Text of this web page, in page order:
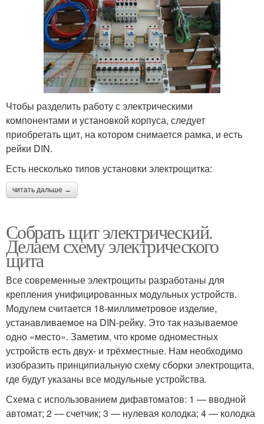
Чтобы разделить работу с электрическими
компонентами и установкой корпуса, следует
приобретать щит, на котором снимается рамка, и есть
рейки DIN.
Есть несколько типов установки электрощитка:
читать дальше →
Собрать щит электрический.
Делаем схему электрического
щита
Все современные электрощиты разработаны для
крепления унифицированных модульных устройств.
Модулем считается 18-миллиметровое изделие,
устанавливаемое на DIN-рейку. Это так называемое
одно «место». Заметим, что кроме одноместных
устройств есть двух- и трёхместные. Нам необходимо
изобразить принципиальную схему сборки электрощита,
где будут указаны все модульные устройства.
Схема с использованием дифавтоматов: 1 — вводной
автомат; 2 — счетчик; 3 — нулевая колодка; 4 — колодка